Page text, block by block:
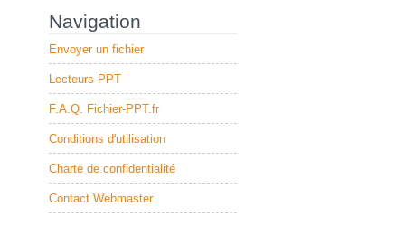
Navigation
Envoyer un fichier
Lecteurs PPT
F.A.Q. Fichier-PPT.fr
Conditions d'utilisation
Charte de confidentialité
Contact Webmaster